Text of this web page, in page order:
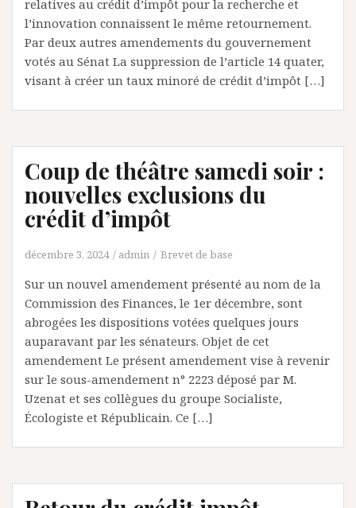
relatives au crédit d’impôt pour la recherche et
l’innovation connaissent le même retournement.
Par deux autres amendements du gouvernement
votés au Sénat La suppression de l’article 14 quater,
visant à créer un taux minoré de crédit d’impôt […]
Coup de théâtre samedi soir :
nouvelles exclusions du
crédit d’impôt
décembre 3, 2024 admin Brevet de base
Sur un nouvel amendement présenté au nom de la
Commission des Finances, le 1er décembre, sont
abrogées les dispositions votées quelques jours
auparavant par les sénateurs. Objet de cet
amendement Le présent amendement vise à revenir
sur le sous-amendement n° 2223 déposé par M.
Uzenat et ses collègues du groupe Socialiste,
Écologiste et Républicain. Ce […]